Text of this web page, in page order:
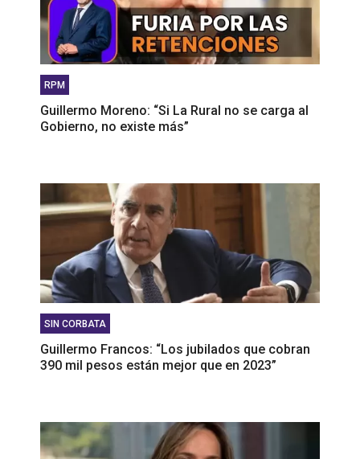
RPM
Guillermo Moreno: “Si La Rural no se carga al
Gobierno, no existe más”
SIN CORBATA
Guillermo Francos: “Los jubilados que cobran
390 mil pesos están mejor que en 2023”